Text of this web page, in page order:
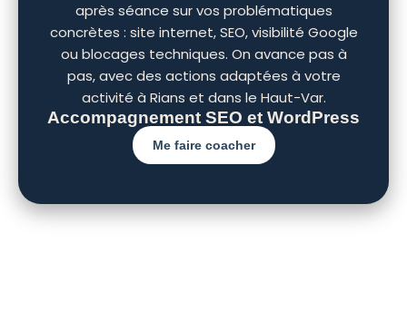
après séance sur vos problématiques
concrètes : site internet, SEO, visibilité Google
ou blocages techniques. On avance pas à
pas, avec des actions adaptées à votre
activité à Rians et dans le Haut-Var.
Accompagnement SEO et WordPress
Me faire coacher